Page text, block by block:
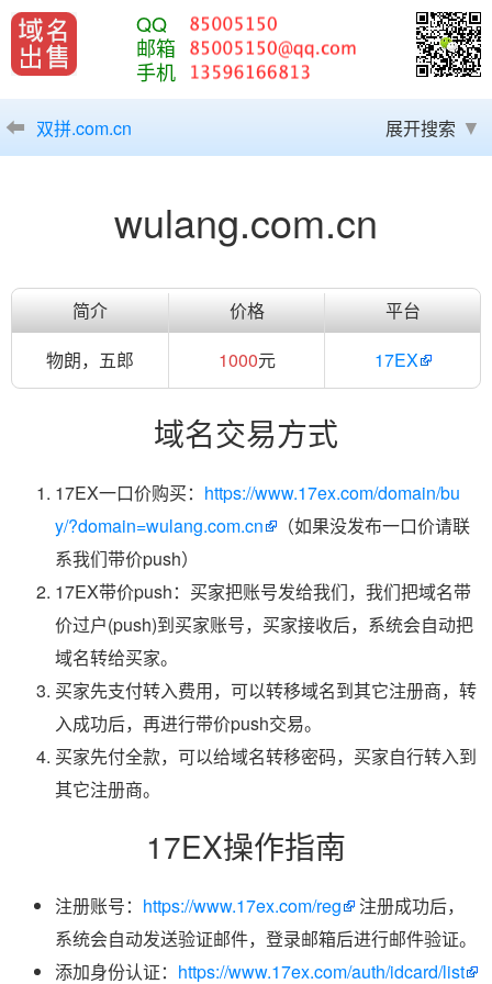
QQ
邮箱
手机
双拼.com.cn 展开搜索
wulang.com.cn
简介 价格
平台
物朗，五郎
1000元 17EX
域名交易方式
17EX一口价购买： https://www.17ex.com/domain/bu
y/?domain=wulang.com.cn
（如果没发布一口价请联
系我们带价push）
17EX带价push：买家把账号发给我们，我们把域名带
价过户(push)到买家账号，买家接收后，系统会自动把
域名转给买家。
买家先支付转入费用，可以转移域名到其它注册商，转
入成功后，再进行带价push交易。
买家先付全款，可以给域名转移密码，买家自行转入到
其它注册商。
17EX操作指南
注册账号： https://www.17ex.com/reg
注册成功后，
系统会自动发送验证邮件，登录邮箱后进行邮件验证。
添加身份认证： https://www.17ex.com/auth/idcard/list